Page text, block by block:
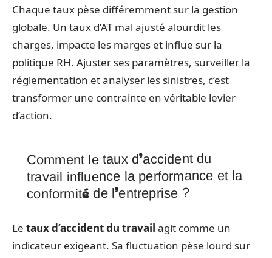
Chaque taux pèse différemment sur la gestion
globale. Un taux d’AT mal ajusté alourdit les
charges, impacte les marges et influe sur la
politique RH. Ajuster ses paramètres, surveiller la
réglementation et analyser les sinistres, c’est
transformer une contrainte en véritable levier
d’action.
Comment le taux d’accident du
travail influence la performance et la
conformité de l’entreprise ?
Le taux d’accident du travail agit comme un
indicateur exigeant. Sa fluctuation pèse lourd sur